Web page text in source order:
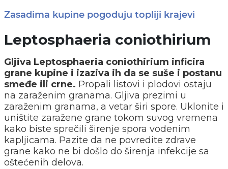
Zasadima kupine pogoduju topliji krajevi
Leptosphaeria coniothirium
Gljiva Leptosphaeria coniothirium inficira
grane kupine i izaziva ih da se suše i postanu
smeđe ili crne. Propali listovi i plodovi ostaju
na zaraženim granama. Gljiva prezimi u
zaraženim granama, a vetar širi spore. Uklonite i
uništite zaražene grane tokom suvog vremena
kako biste sprečili širenje spora vodenim
kapljicama. Pazite da ne povredite zdrave
grane kako ne bi došlo do širenja infekcije sa
oštećenih delova.